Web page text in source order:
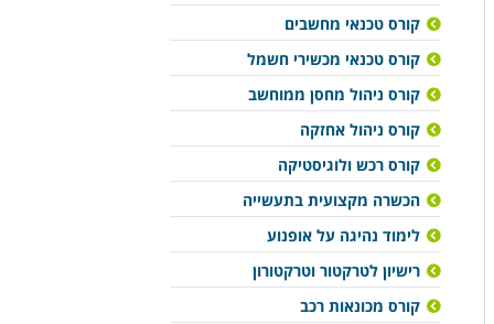
קורס טכנאי מחשבים
קורס טכנאי מכשירי חשמל
קורס ניהול מחסן ממוחשב
קורס ניהול אחזקה
קורס רכש ולוגיסטיקה
הכשרה מקצועית בתעשייה
לימוד נהיגה על אופנוע
רישיון לטרקטור וטרקטורון
קורס מכונאות רכב